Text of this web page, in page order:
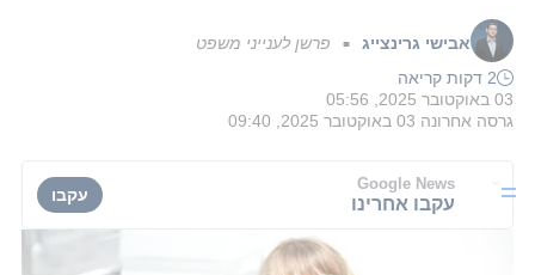
אבישי גרינצייג ■ פרשן לענייני משפט
2 דקות קריאה
03 באוקטובר 2025, 05:56
גרסה אחרונה 03 באוקטובר 2025, 09:40
Google News
עקבו אחרינו עקבו